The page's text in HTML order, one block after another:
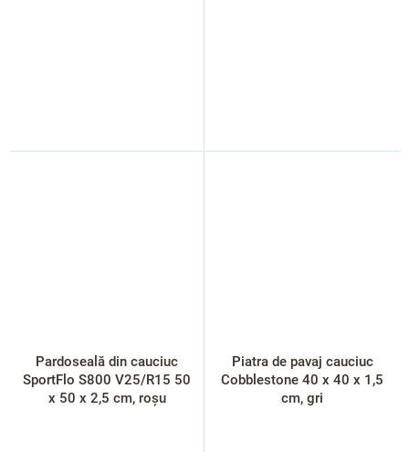
Pardoseală din cauciuc
SportFlo S800 V25/R15 50
x 50 x 2,5 cm, roșu
Piatra de pavaj cauciuc
Cobblestone 40 x 40 x 1,5
cm, gri